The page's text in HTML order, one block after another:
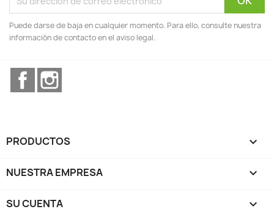
Puede darse de baja en cualquier momento. Para ello, consulte nuestra
información de contacto en el aviso legal.
Facebook
PRODUCTOS 
NUESTRA EMPRESA 
SU CUENTA 